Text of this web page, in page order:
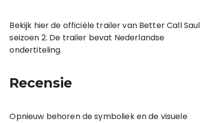
Bekijk hier de officiële trailer van Better Call Saul
seizoen 2. De trailer bevat Nederlandse
ondertiteling.
Recensie
Opnieuw behoren de symboliek en de visuele